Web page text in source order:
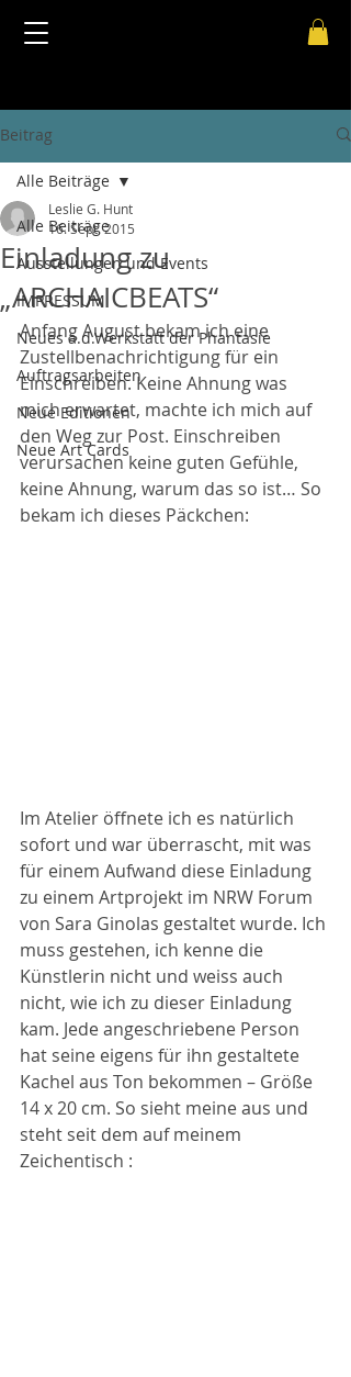
Beitrag
Alle Beiträge
Ausstellungen und Events
IMPRESSUM
Neues a.d.Werkstatt der Phantasie
Auftragsarbeiten
Neue Editionen
Neue Art Cards
Alle Beiträge
Einladung zu
„ARCHAICBEATS“
Leslie G. Hunt
16. Sept. 2015
Anfang August bekam ich eine
Zustellbenachrichtigung für ein
Einschreiben. Keine Ahnung was
mich erwartet, machte ich mich auf
den Weg zur Post. Einschreiben
verursachen keine guten Gefühle,
keine Ahnung, warum das so ist… So
bekam ich dieses Päckchen:
Im Atelier öffnete ich es natürlich
sofort und war überrascht, mit was
für einem Aufwand diese Einladung
zu einem Artprojekt im NRW Forum
von Sara Ginolas gestaltet wurde. Ich
muss gestehen, ich kenne die
Künstlerin nicht und weiss auch
nicht, wie ich zu dieser Einladung
kam. Jede angeschriebene Person
hat seine eigens für ihn gestaltete
Kachel aus Ton bekommen – Größe
14 x 20 cm. So sieht meine aus und
steht seit dem auf meinem
Zeichentisch :